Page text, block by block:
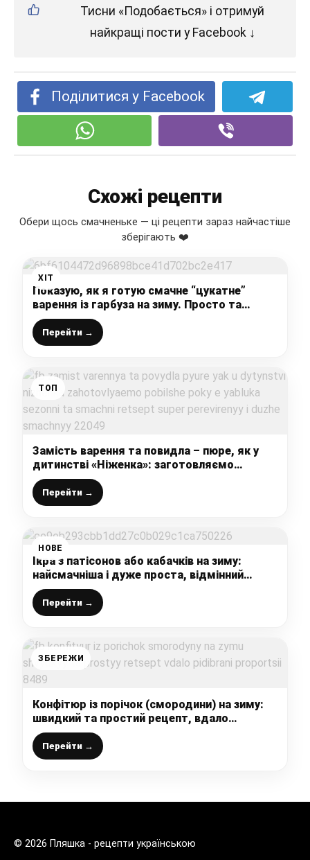
Тисни «Подобається» і отримуй
найкращі пости у Facebook ↓
Поділитися у Facebook
Схожі рецепти
Обери щось смачненьке — ці рецепти зараз найчастіше
зберігають ❤️
ХІТ
Показую, як я готую смачне “цукатне”
варення із гарбуза на зиму. Просто та
корисно!
Перейти →
ТОП
Замість варення та повидла – пюре, як у
дитинстві «Ніженка»: заготовляємо
побільше, поки є яблука сезонні та смачні
(рецепт супер, перевірений і дуже смачний)
Перейти →
НОВЕ
Ікра з патісонов або кабачків на зиму:
найсмачніша і дуже проста, відмінний
рецепт перевірений часом
Перейти →
ЗБЕРЕЖИ
Конфітюр із порічок (смородини) на зиму:
швидкий та простий рецепт, вдало
підібрані пропорції
Перейти →
© 2026 Пляшка - рецепти українською